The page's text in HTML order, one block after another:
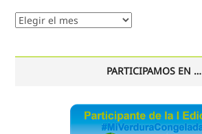
Nuestro
PARTICIPAMOS EN …